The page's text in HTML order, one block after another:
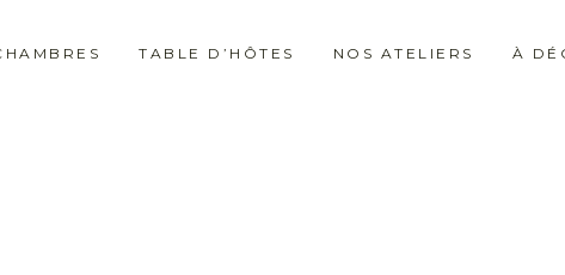
TABLE D’HÔTES NOS ATELIERS À